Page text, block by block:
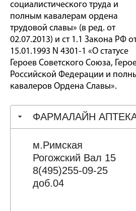
социалистического труда и
полным кавалерам ордена
трудовой славы» (в ред. от
02.07.2013) и ст 1.1 Закона РФ
15.01.1993 N 4301-1 «О статусе
Героев Советского Союза,
Российской Федерации и
кавалеров Ордена Славы».
ФАРМАЛАЙН
м.Римская
Рогожский Вал 15
8(495)255-09-25
доб.04